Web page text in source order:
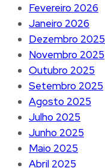
Fevereiro 2026
Janeiro 2026
Dezembro 2025
Novembro 2025
Outubro 2025
Setembro 2025
Agosto 2025
Julho 2025
Junho 2025
Maio 2025
Abril 2025